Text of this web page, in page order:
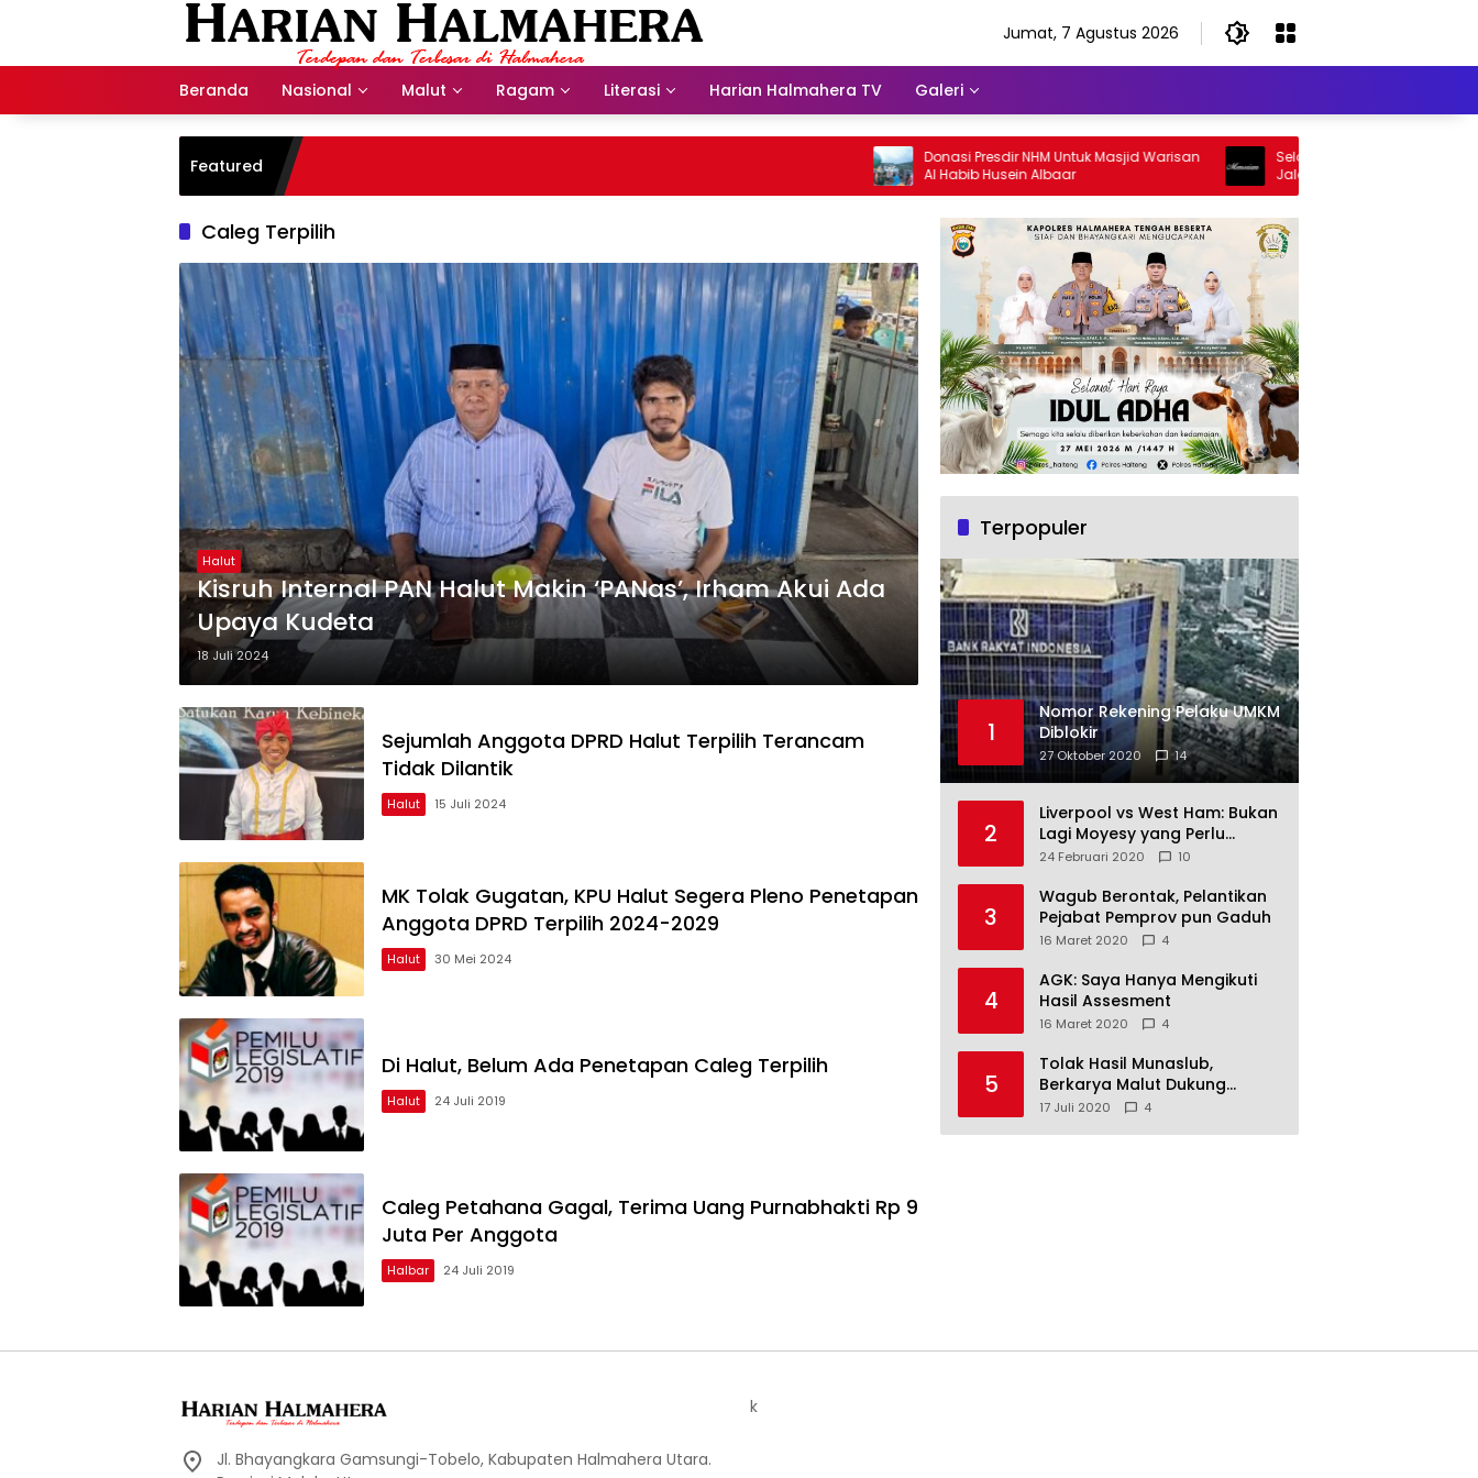
Jumat, 7 Agustus 2026
Beranda Nasional Malut Ragam Literasi Harian Halmahera TV Galeri
Featured
Donasi Presdir NHM Untuk Masjid Warisan
Al Habib Husein Albaar
Selamat Jalan Sang Inspirator,
Jalan Abangku Yuslam Idris
Caleg Terpilih
Halut
Kisruh Internal PAN Halut Makin ‘PANas’, Irham Akui Ada
Upaya Kudeta
18 Juli 2024
Sejumlah Anggota DPRD Halut Terpilih Terancam
Tidak Dilantik
Halut 15 Juli 2024
MK Tolak Gugatan, KPU Halut Segera Pleno Penetapan
Anggota DPRD Terpilih 2024-2029
Halut 30 Mei 2024
Di Halut, Belum Ada Penetapan Caleg Terpilih
Halut 24 Juli 2019
Caleg Petahana Gagal, Terima Uang Purnabhakti Rp 9
Juta Per Anggota
Halbar 24 Juli 2019
Terpopuler
1
Nomor Rekening Pelaku UMKM
Diblokir
27 Oktober 2020 14
2
Liverpool vs West Ham: Bukan
Lagi Moyesy yang Perlu
Ditakuti
24 Februari 2020 10
3
Wagub Berontak, Pelantikan
Pejabat Pemprov pun Gaduh
16 Maret 2020 4
4
AGK: Saya Hanya Mengikuti
Hasil Assesment
16 Maret 2020 4
5
Tolak Hasil Munaslub,
Berkarya Malut Dukung
Tommy Soeharto
17 Juli 2020 4
Jl. Bhayangkara Gamsungi-Tobelo, Kabupaten Halmahera Utara.
k